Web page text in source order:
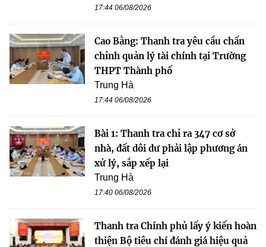
17:44 06/08/2026
Cao Bằng: Thanh tra yêu cầu chấn
chỉnh quản lý tài chính tại Trường
THPT Thành phố
Trung Hà
17:44 06/08/2026
Bài 1: Thanh tra chỉ ra 347 cơ sở
nhà, đất dôi dư phải lập phương án
xử lý, sắp xếp lại
Trung Hà
17:40 06/08/2026
Thanh tra Chính phủ lấy ý kiến hoàn
thiện Bộ tiêu chí đánh giá hiệu quả